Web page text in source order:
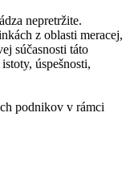
nepretržite.
z oblasti meracej,
súčasnosti táto
úspešnosti,
podnikov v rámci